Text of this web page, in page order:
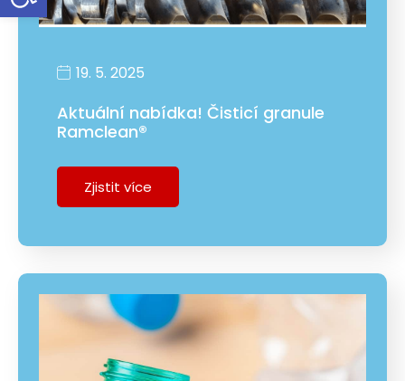
19. 5. 2025
Aktuální nabídka! Čisticí granule
Ramclean®
Zjistit více